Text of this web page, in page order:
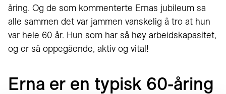
åring. Og de som kommenterte Ernas jubileum sa
alle sammen det var jammen vanskelig å tro at hun
var hele 60 år. Hun som har så høy arbeidskapasitet,
og er så oppegående, aktiv og vital!
Erna er en typisk 60-åring